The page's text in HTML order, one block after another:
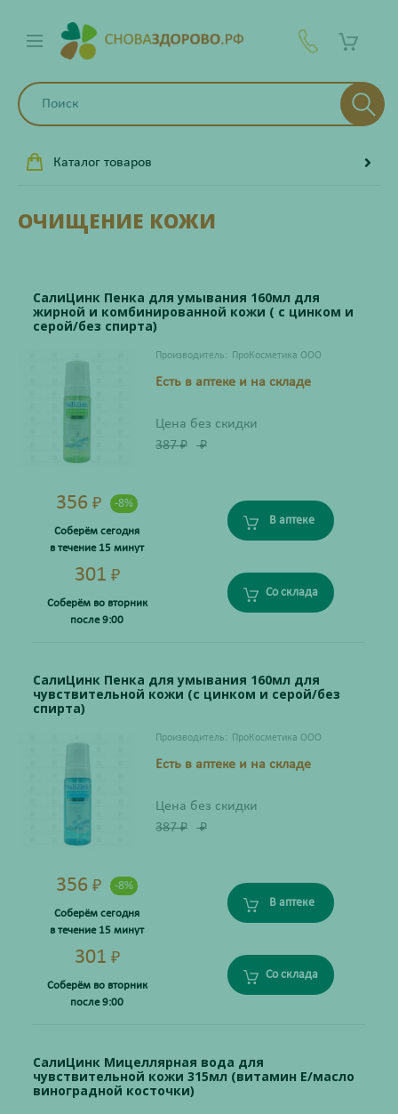
Каталог товаров
ОЧИЩЕНИЕ КОЖИ
СалиЦинк Пенка для умывания 160мл для
жирной и комбинированной кожи ( с цинком и
серой/без спирта)
Производитель: ПроКосметика ООО
Есть в аптеке и на складе
Цена без скидки
387₽ ₽
356 ₽ -8%
Соберём сегодня
в течение 15 минут
В аптеке
301 ₽
Соберём во вторник
после 9:00
Со склада
СалиЦинк Пенка для умывания 160мл для
чувствительной кожи (с цинком и серой/без
спирта)
Производитель: ПроКосметика ООО
Есть в аптеке и на складе
Цена без скидки
387₽ ₽
356 ₽ -8%
Соберём сегодня
в течение 15 минут
В аптеке
301 ₽
Соберём во вторник
после 9:00
Со склада
СалиЦинк Мицеллярная вода для
чувствительной кожи 315мл (витамин Е/масло
виноградной косточки)